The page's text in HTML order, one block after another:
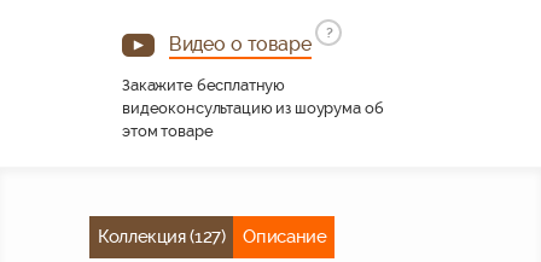
Видео о товаре
?
Закажите бесплатную
видеоконсультацию из шоурума об
этом товаре
Коллекция (127) Описание